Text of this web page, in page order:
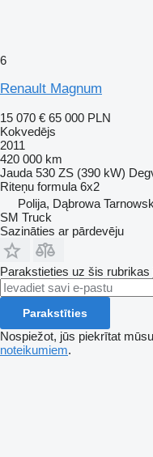
6
Renault Magnum
15 070 € 65 000 PLN
Kokvedējs
2011
420 000 km
Jauda 530 ZS (390 kW)
Riteņu formula 6x2
Polija, Dąbrowa
SM Truck
Sazināties ar pārdevēju
Parakstieties uz šis
Parakstīties
Nospiežot, jūs piekrītat mūsu
noteikumiem.